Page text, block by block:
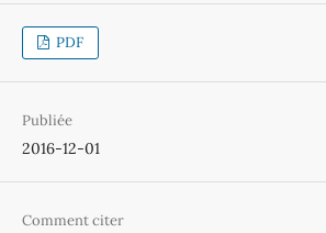
PDF
Publiée
2016-12-01
Comment citer